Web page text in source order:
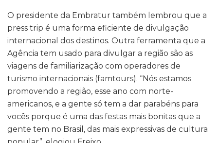
O presidente da Embratur também lembrou que a
press trip é uma forma eficiente de divulgação
internacional dos destinos. Outra ferramenta que a
Agência tem usado para divulgar a região são as
viagens de familiarização com operadores de
turismo internacionais (famtours). “Nós estamos
promovendo a região, esse ano com norte-
americanos, e a gente só tem a dar parabéns para
vocês porque é uma das festas mais bonitas que a
gente tem no Brasil, das mais expressivas de cultura